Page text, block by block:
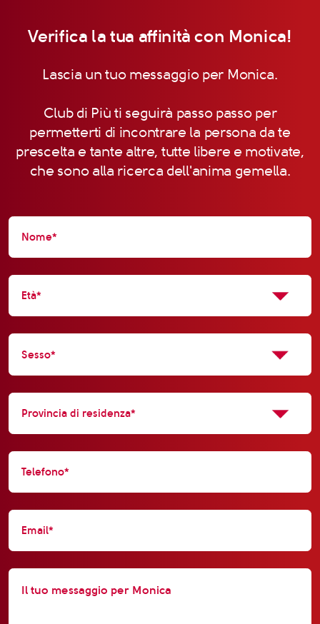
Verifica la tua affinità con Monica!
Lascia un tuo messaggio per Monica.
Club di Più ti seguirà passo passo per
permetterti di incontrare la persona da te
prescelta e tante altre, tutte libere e motivate,
che sono alla ricerca dell'anima gemella.